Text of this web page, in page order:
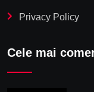
Privacy Policy
Cele mai